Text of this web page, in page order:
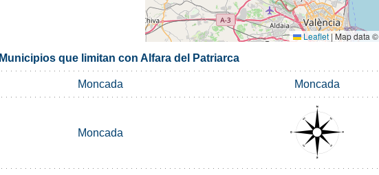
Leaflet|Map data ©
Municipios que limitan con Alfara del Patriarca
Moncada Moncada
Moncada